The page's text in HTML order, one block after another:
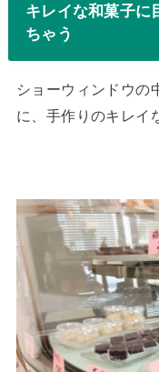
キレイな和菓子に
ちゃう
ショーウィンドウの
に、手作りのキレイ